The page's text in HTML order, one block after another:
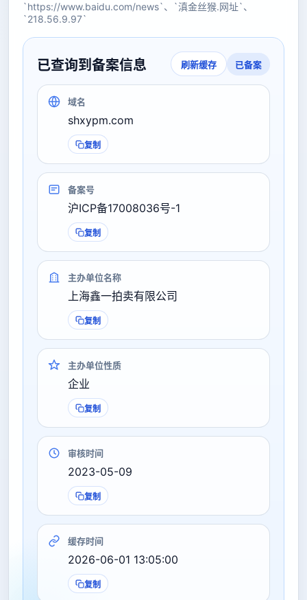
`https://www.baidu.com/news`、`滇金丝猴.网址`、
`218.56.9.97`
已查询到备案信息 刷新缓存 已备案
域名
shxypm.com
复制
备案号
沪ICP备17008036号-1
复制
主办单位名称
上海鑫一拍卖有限公司
复制
主办单位性质
企业
复制
审核时间
2023-05-09
复制
缓存时间
2026-06-01 13:05:00
复制